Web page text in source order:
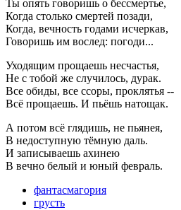
Ты опять говоришь о бессмертье,
Когда столько смертей позади,
Когда, вечность годами исчеркав,
Говоришь им вослед: погоди...
Уходящим прощаешь несчастья,
Не с тобой же случилось, дурак.
Все обиды, все ссоры, проклятья --
Всё прощаешь. И пьёшь натощак.
А потом всё глядишь, не пьянея,
В недоступную тёмную даль.
И записываешь ахинею
В вечно белый и юный февраль.
фантасмагория
грусть